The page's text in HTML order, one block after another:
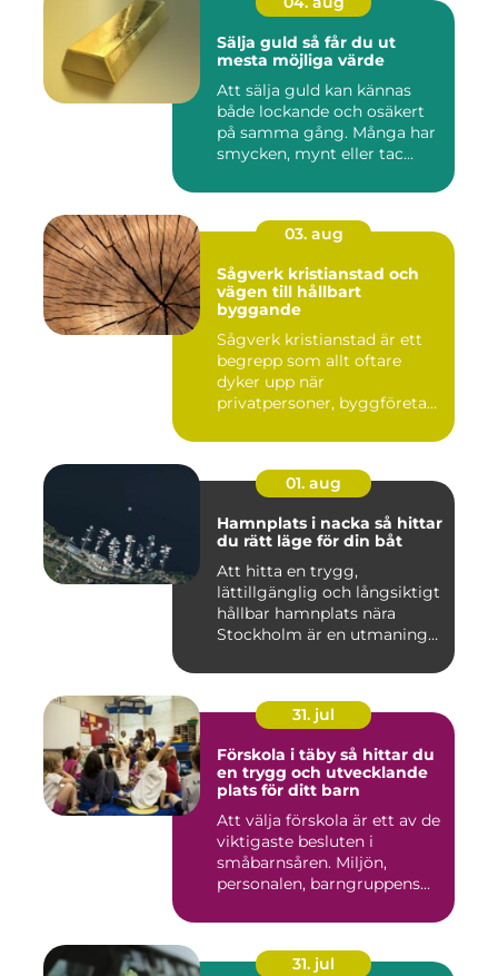
Sälja guld så får du ut
mesta möjliga värde
Att sälja guld kan kännas
både lockande och osäkert
på samma gång. Många har
smycken, mynt eller tac...
03. aug
Sågverk kristianstad och
vägen till hållbart
byggande
Sågverk kristianstad är ett
begrepp som allt oftare
dyker upp när
privatpersoner, byggföretag
01. aug
Hamnplats i nacka så hittar
du rätt läge för din båt
Att hitta en trygg,
lättillgänglig och långsiktigt
hållbar hamnplats nära
Stockholm är en utmaning
31. jul
Förskola i täby så hittar du
en trygg och utvecklande
plats för ditt barn
Att välja förskola är ett av de
viktigaste besluten i
småbarnsåren. Miljön,
personalen, barngruppens...
31. jul